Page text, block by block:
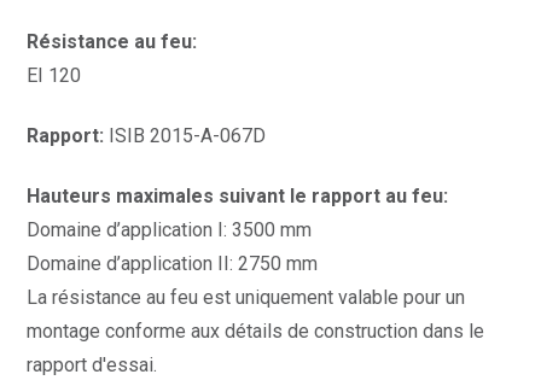
Résistance au feu:
EI 120
Rapport: ISIB 2015-A-067D
Hauteurs maximales suivant le rapport au feu:
Domaine d’application I: 3500 mm
Domaine d’application II: 2750 mm
La résistance au feu est uniquement valable pour un
montage conforme aux détails de construction dans le
rapport d'essai.